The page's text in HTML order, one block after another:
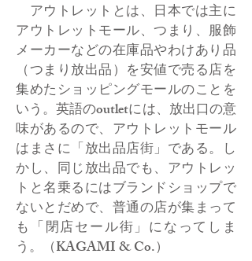
アウトレットとは、日本では主に
アウトレットモール、つまり、服飾
メーカーなどの在庫品やわけあり品
（つまり放出品）を安値で売る店を
集めたショッピングモールのことを
いう。英語のoutletには、放出口の意
味があるので、アウトレットモール
はまさに「放出品店街」である。し
かし、同じ放出品でも、アウトレッ
トと名乗るにはブランドショップで
ないとだめで、普通の店が集まって
も「閉店セール街」になってしま
う。（KAGAMI & Co.）